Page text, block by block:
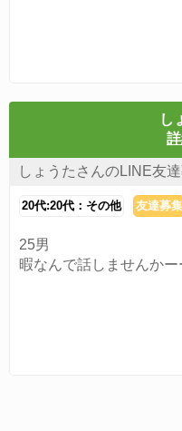
し
しょうたさんのLINE友
20代:20代：その他 友達募集
25男
暇なんで話しませんかー